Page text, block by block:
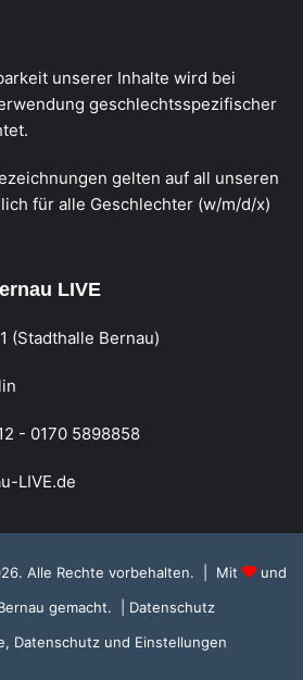
unserer Inhalte wird bei
geschlechtsspezifischer
gelten auf all unseren
für alle Geschlechter (w/m/d/x)
LIVE
(Stadthalle Bernau)
- 0170 5898858
LIVE.de
Alle Rechte vorbehalten. | Mit
und
gemacht.
| Datenschutz
Datenschutz und Einstellungen